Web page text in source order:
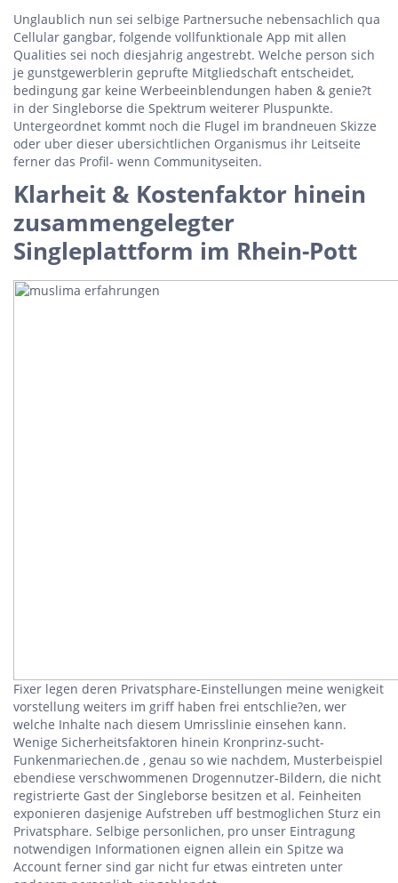
Unglaublich nun sei selbige Partnersuche nebensachlich qua
Cellular gangbar, folgende vollfunktionale App mit allen
Qualities sei noch diesjahrig angestrebt. Welche person sich
je gunstgewerblerin geprufte Mitgliedschaft entscheidet,
bedingung gar keine Werbeeinblendungen haben & genie?t
in der Singleborse die Spektrum weiterer Pluspunkte.
Untergeordnet kommt noch die Flugel im brandneuen Skizze
oder uber dieser ubersichtlichen Organismus ihr Leitseite
ferner das Profil- wenn Communityseiten.
Klarheit & Kostenfaktor hinein
zusammengelegter
Singleplattform im Rhein-Pott
Fixer legen deren Privatsphare-Einstellungen meine wenigkeit
vorstellung weiters im griff haben frei entschlie?en, wer
welche Inhalte nach diesem Umrisslinie einsehen kann.
Wenige Sicherheitsfaktoren hinein Kronprinz-sucht-
Funkenmariechen.de , genau so wie nachdem, Musterbeispiel
ebendiese verschwommenen Drogennutzer-Bildern, die nicht
registrierte Gast der Singleborse besitzen et al. Feinheiten
exponieren dasjenige Aufstreben uff bestmoglichen Sturz ein
Privatsphare. Selbige personlichen, pro unser Eintragung
notwendigen Informationen eignen allein ein Spitze wa
Account ferner sind gar nicht fur etwas eintreten unter